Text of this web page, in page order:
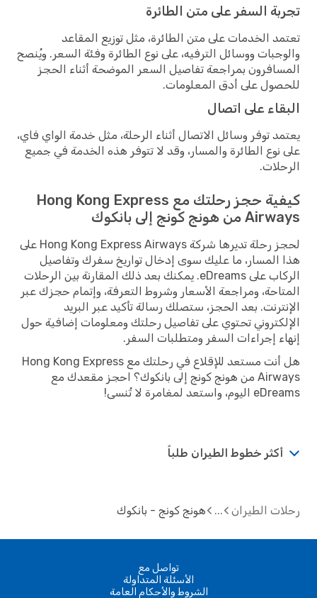
تجربة السفر على متن الطائرة
تعتمد الخدمات على متن الطائرة، مثل توزيع المقاعد
والوجبات ووسائل الترفيه، على نوع الطائرة وفئة السعر. ويُنصح
المسافرون بمراجعة تفاصيل السعر الموضحة أثناء الحجز
للحصول على أدق المعلومات.
البقاء على اتصال
يعتمد توفر وسائل الاتصال أثناء الرحلة، مثل خدمة الواي فاي،
على نوع الطائرة والمسار، وقد لا تتوفر هذه الخدمة في جميع
الرحلات.
كيفية حجز رحلتك مع Hong Kong Express
Airways من هونج كونج إلى بانكوك
لحجز رحلة تديرها شركة Hong Kong Express Airways على
هذا المسار، ما عليك سوى إدخال تواريخ سفرك وتفاصيل
الركاب على eDreams. يمكنك بعد ذلك المقارنة بين الرحلات
المتاحة، ومراجعة الأسعار وشروط التعرفة، وإتمام حجزك عبر
الإنترنت. بعد الحجز، ستصلك رسالة تأكيد عبر البريد
الإلكتروني تحتوي على تفاصيل رحلتك ومعلومات إضافية حول
إنهاء إجراءات السفر ومتطلبات السفر.
هل أنت مستعد للإقلاع في رحلتك مع Hong Kong Express
Airways من هونج كونج إلى بانكوك؟ احجز مقعدك مع
eDreams اليوم، واستعد لمغامرة لا تُنسى!
أكثر خطوط الطيران طلباً
رحلات الطيران هونج كونج - بانكوك
تواصل مع
الأسئلة المتداولة
الشروط والأحكام العامة